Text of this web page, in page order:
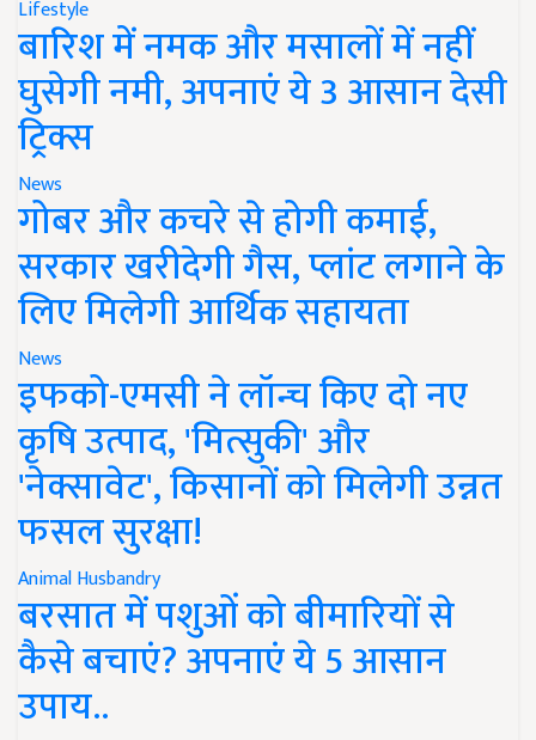
Lifestyle
बारिश में नमक और मसालों में नहीं
घुसेगी नमी, अपनाएं ये 3 आसान देसी
ट्रिक्स
News
गोबर और कचरे से होगी कमाई,
सरकार खरीदेगी गैस, प्लांट लगाने के
लिए मिलेगी आर्थिक सहायता
News
इफको-एमसी ने लॉन्च किए दो नए
कृषि उत्पाद, 'मित्सुकी' और
'नेक्सावेट', किसानों को मिलेगी उन्नत
फसल सुरक्षा!
Animal Husbandry
बरसात में पशुओं को बीमारियों से
कैसे बचाएं? अपनाएं ये 5 आसान
उपाय..